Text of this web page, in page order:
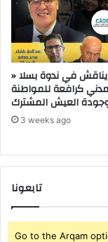
في ندوة بسلا «
كرافعة للمواطنة
3 weeks ago
تابعونا
Go to the Arqam